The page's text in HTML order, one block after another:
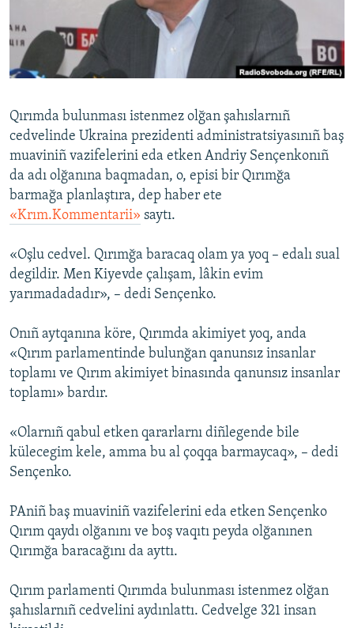
Русский
Українською
RFE/RS bütün saytları
Qırımda bulunması istenmez olğan şahıslarnıñ
cedvelinde Ukraina prezidenti administratsiyasınıñ baş
muaviniñ vazifelerini eda etken Andriy Sençenkonıñ
da adı olğanına baqmadan, o, episi bir Qırımğa
barmağa planlaştıra, dep haber ete
«Krım.Kommentarii» saytı.
«Oşlu cedvel. Qırımğa baracaq olam ya yoq – edalı sual
degildir. Men Kiyevde çalışam, lâkin evim
yarımadadadır», – dedi Sençenko.
Onıñ aytqanına köre, Qırımda akimiyet yoq, anda
«Qırım parlamentinde bulunğan qanunsız insanlar
toplamı ve Qırım akimiyet binasında qanunsız insanlar
toplamı» bardır.
«Olarnıñ qabul etken qararlarnı diñlegende bile
külecegim kele, amma bu al çoqqa barmaycaq», – dedi
Sençenko.
PAniñ baş muaviniñ vazifelerini eda etken Sençenko
Qırım qaydı olğanını ve boş vaqıtı peyda olğanınen
Qırımğa baracağını da ayttı.
Qırım parlamenti Qırımda bulunması istenmez olğan
şahıslarnıñ cedvelini aydınlattı. Cedvelge 321 insan